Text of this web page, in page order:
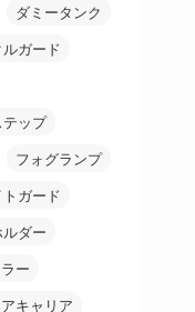
ダミータンク
ガード
ップ
フォグランプ
ガード
ダー
ー
アキャリア